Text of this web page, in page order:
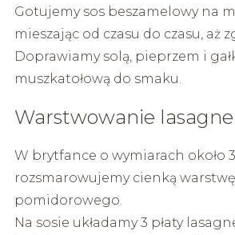
Gotujemy sos beszamelowy na
mieszając od czasu do czasu, aż
Doprawiamy solą, pieprzem i
muszkatołową do smaku.
Warstwowanie lasagne
W brytfance o wymiarach około
rozsmarowujemy cienką
pomidorowego.
Na sosie układamy 3 płaty